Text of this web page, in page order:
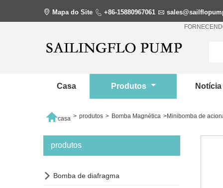
 Mapa do Site  +86-15880967061 
Casa Produtos Notícia
casa > produtos > Bomba Magnética >Minibomba de
produtos
 Bomba de diafragma